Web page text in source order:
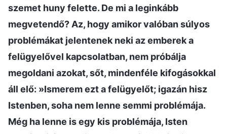
szemet huny felette. De mi a leginkább
megvetendő? Az, hogy amikor valóban súlyos
problémákat jelentenek neki az emberek a
felügyelővel kapcsolatban, nem próbálja
megoldani azokat, sőt, mindenféle kifogásokkal
áll elő: »Ismerem ezt a felügyelőt; igazán hisz
Istenben, soha nem lenne semmi problémája.
Még ha lenne is egy kis problémája, Isten